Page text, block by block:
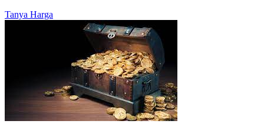
Tanya Harga